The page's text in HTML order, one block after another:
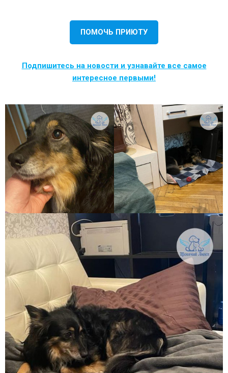
ПОМОЧЬ ПРИЮТУ
Подпишитесь на новости и узнавайте все самое
интересное первыми!